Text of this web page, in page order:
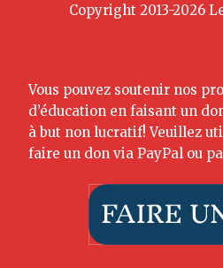
Copyright 2013-2026
Vous pouvez soutenir nos
d’éducation en faisant un
à but non lucratif! Veuillez
faire un don via PayPal ou